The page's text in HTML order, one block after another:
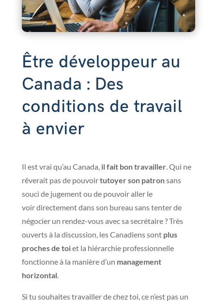
Être développeur au
Canada : Des
conditions de travail
à envier
Il est vrai qu’au Canada, il fait bon travailler. Qui ne
rêverait pas de pouvoirtutoyer son patronsans
souci de jugement ou de pouvoir aller le
voir directement dans son bureau sans tenter de
négocier un rendez-vous avec sa secrétaire ? Très
ouverts à la discussion, les Canadiens sont plus
proches de toiet la hiérarchie professionnelle
fonctionne à la manière d’un management
horizontal.
Si tu souhaites travailler de chez toi, ce n’est pas un